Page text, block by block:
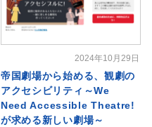
2024年10月29日
帝国劇場から始める、観劇の
アクセシビリティ～We
Need Accessible Theatre!
が求める新しい劇場～